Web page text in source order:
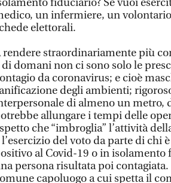
un infermiere, un
elettorali.
rendere straordinariamente più
di domani non ci sono solo le
da coronavirus; e cioè
degli ambienti;
di almeno un metro,
allungare i tempi delle
che “imbroglia” l’attività
l’esercizio del voto da parte di chi
al Covid-19 o in
persona risultata poi
capoluogo a cui spetta il